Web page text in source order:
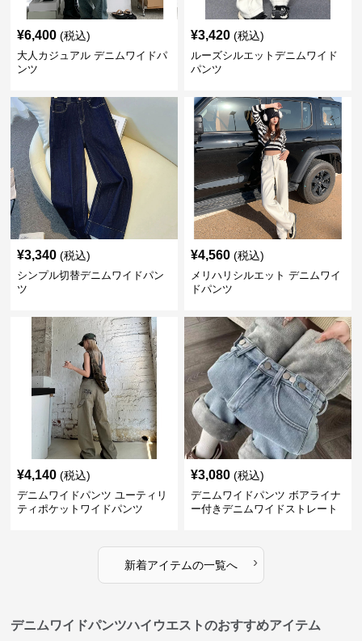
¥6,400 (税込)
大人カジュアル デニムワイドパ
ンツ
¥3,420 (税込)
ルーズシルエットデニムワイド
パンツ
¥3,340 (税込)
シンプル切替デニムワイドパン
ツ
¥4,560 (税込)
メリハリシルエット デニムワイ
ドパンツ
¥4,140 (税込)
デニムワイドパンツ ユーティリ
ティポケットワイドパンツ
¥3,080 (税込)
デニムワイドパンツ ボアライナ
ー付きデニムワイドストレート
新着アイテムの一覧へ ›
デニムワイドパンツハイウエストのおすすめアイテム